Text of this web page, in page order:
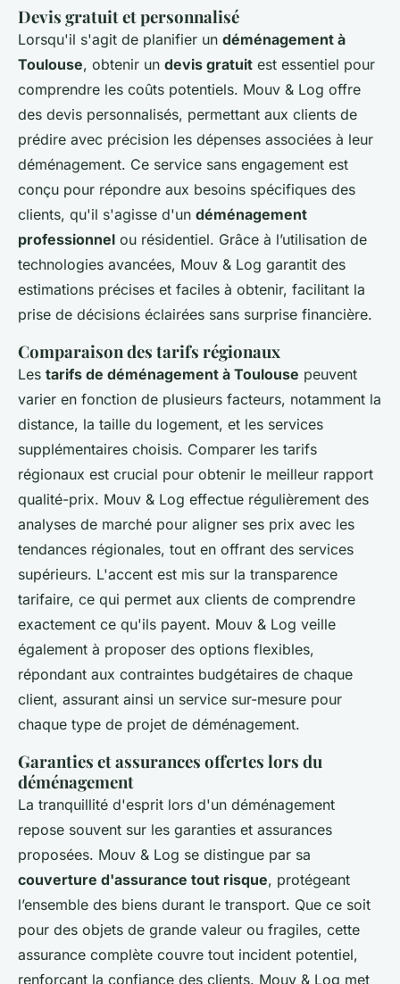
Devis gratuit et personnalisé
Lorsqu'il s'agit de planifier un déménagement à
Toulouse, obtenir un devis gratuit est essentiel pour
comprendre les coûts potentiels. Mouv & Log offre
des devis personnalisés, permettant aux clients de
prédire avec précision les dépenses associées à leur
déménagement. Ce service sans engagement est
conçu pour répondre aux besoins spécifiques des
clients, qu'il s'agisse d'un déménagement
professionnel ou résidentiel. Grâce à l’utilisation de
technologies avancées, Mouv & Log garantit des
estimations précises et faciles à obtenir, facilitant la
prise de décisions éclairées sans surprise financière.
Comparaison des tarifs régionaux
Les tarifs de déménagement à Toulouse peuvent
varier en fonction de plusieurs facteurs, notamment la
distance, la taille du logement, et les services
supplémentaires choisis. Comparer les tarifs
régionaux est crucial pour obtenir le meilleur rapport
qualité-prix. Mouv & Log effectue régulièrement des
analyses de marché pour aligner ses prix avec les
tendances régionales, tout en offrant des services
supérieurs. L'accent est mis sur la transparence
tarifaire, ce qui permet aux clients de comprendre
exactement ce qu'ils payent. Mouv & Log veille
également à proposer des options flexibles,
répondant aux contraintes budgétaires de chaque
client, assurant ainsi un service sur-mesure pour
chaque type de projet de déménagement.
Garanties et assurances offertes lors du
déménagement
La tranquillité d'esprit lors d'un déménagement
repose souvent sur les garanties et assurances
proposées. Mouv & Log se distingue par sa
couverture d'assurance tout risque, protégeant
l’ensemble des biens durant le transport. Que ce soit
pour des objets de grande valeur ou fragiles, cette
assurance complète couvre tout incident potentiel,
renforçant la confiance des clients. Mouv & Log met